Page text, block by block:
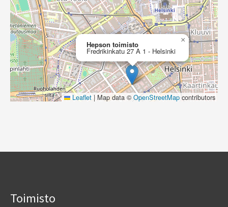
Hepson toimisto
Fredrikinkatu 27 A 1 - Helsinki
×
Leaflet | Map data ©OpenStreetMapcontributors
Toimisto